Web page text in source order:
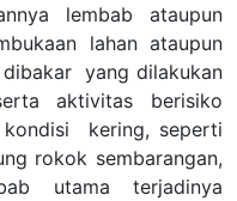
lembab ataupun
lahan ataupun
dibakar yang dilakukan
aktivitas berisiko
kering, seperti
rokok sembarangan,
utama terjadinya